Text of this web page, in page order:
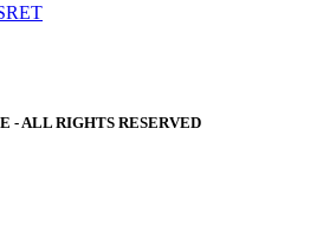
- ALL RIGHTS RESERVED